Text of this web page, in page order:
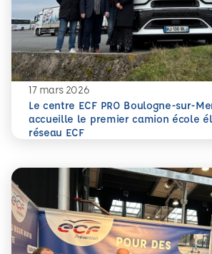
17 mars 2026
Le centre ECF PRO Boulogne-sur-
accueille le premier camion école
réseau ECF
En savoir plus
Le centre ECF PRO Boulogne-sur-